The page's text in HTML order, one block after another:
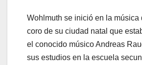
Wohlmuth se inició en la música
coro de su ciudad natal que
el conocido músico Andreas
sus estudios en la escuela